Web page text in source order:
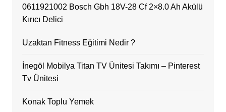
0611921002 Bosch Gbh 18V-28 Cf 2×8.0 Ah Akülü
Kırıcı Delici
Uzaktan Fitness Eğitimi Nedir ?
İnegöl Mobilya Titan TV Ünitesi Takımı – Pinterest
Tv Ünitesi
Konak Toplu Yemek